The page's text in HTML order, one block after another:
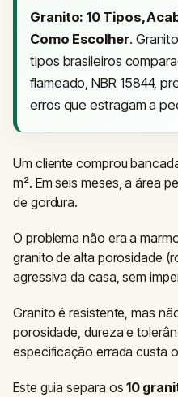
Granito: 10 Tipos,
Como Escolher.
tipos brasileiros
flameado, NBR 15844,
erros que estragam a
Um cliente comprou
m². Em seis meses, a área
de gordura.
O problema não era a
granito de alta porosidade
agressiva da casa, sem
Granito é resistente, mas
porosidade, dureza e
especificação errada custa
Este guia separa os10